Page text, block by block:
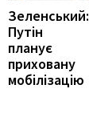
Зеленський:
Путін
планує
приховану
мобілізацію